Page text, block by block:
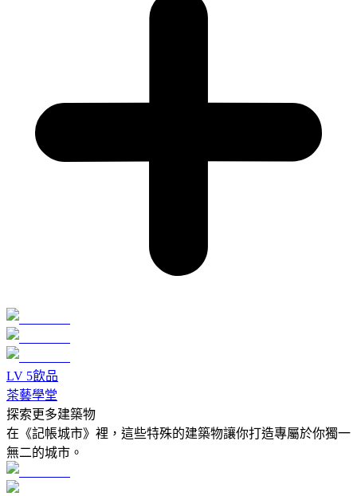
LV 5飲品
茶藝學堂
探索更多建築物
在《記帳城市》裡，這些特殊的建築物讓你打造專屬於你獨一
無二的城市。